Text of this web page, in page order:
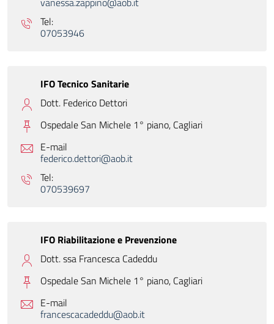
Tel:
07053946
IFO Tecnico Sanitarie
Dott. Federico Dettori
Ospedale San Michele 1° piano, Cagliari
E-mail
federico.dettori@aob.it
Tel:
070539697
IFO Riabilitazione e Prevenzione
Dott. ssa Francesca Cadeddu
Ospedale San Michele 1° piano, Cagliari
E-mail
francescacadeddu@aob.it